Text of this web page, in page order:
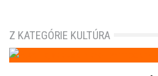
Z KATEGÓRIE KULTÚRA